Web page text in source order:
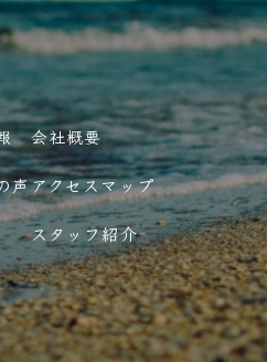
声
会社概要
アクセスマップ
スタッフ紹介